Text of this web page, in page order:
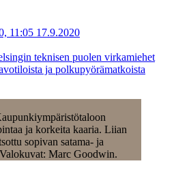
11:05 17.9.2020
teknisen puolen virkamiehet
ja polkupyörämatkoista
ja korkeita kaaria. Liian
sopivan satama- ja
Marc Goodwin.